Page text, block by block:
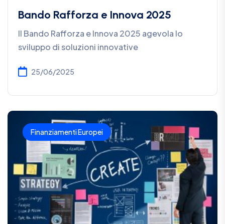
Bando Rafforza e Innova 2025
Il Bando Rafforza e Innova 2025 agevola lo
sviluppo di soluzioni innovative
25/06/2025
Finanziamenti Europei